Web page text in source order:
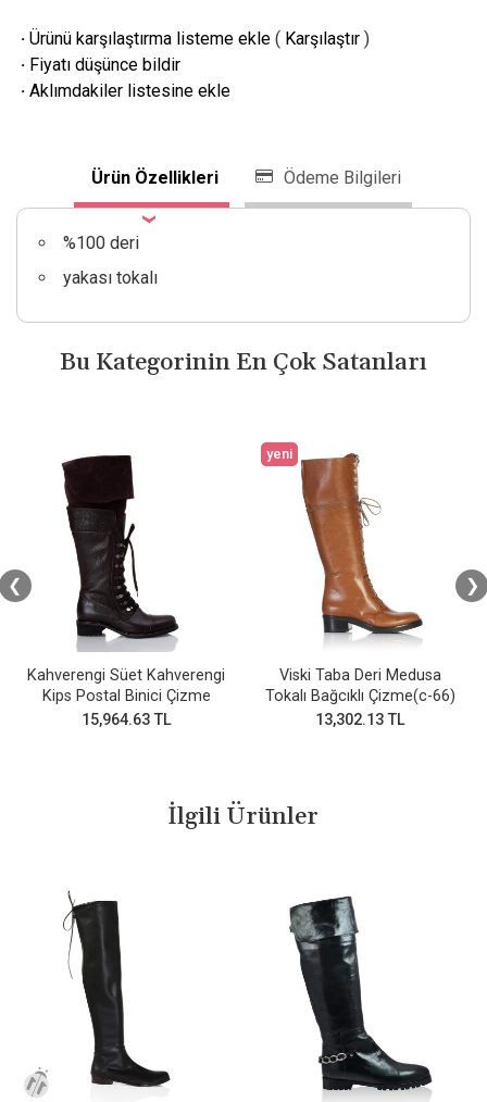
· Ürünü karşılaştırma listeme ekle( Karşılaştır)
· Fiyatı düşünce bildir
· Aklımdakiler listesine ekle
Ürün Özellikleri Ödeme Bilgileri
%100 deri
yakası tokalı
Bu Kategorinin En Çok Satanları
Kahverengi Süet Kahverengi
Kips Postal Binici Çizme
15,964.63 TL
yeni
Viski Taba Deri Medusa
Tokalı Bağcıklı Çizme(c-66)
13,302.13 TL
❮ ❯
İlgili Ürünler